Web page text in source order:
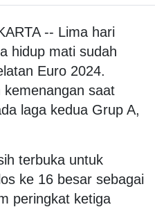
-- Lima hari
hidup mati sudah
Euro 2024.
kemenangan saat
laga kedua Grup A,
terbuka untuk
ke 16 besar sebagai
peringkat ketiga